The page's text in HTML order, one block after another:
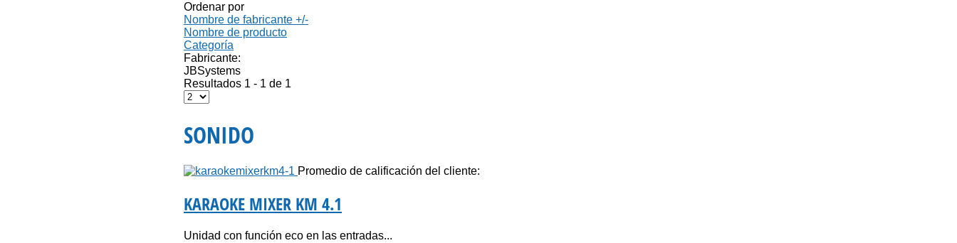
Ordenar por
Nombre de fabricante +/-
Nombre de producto
Categoría
Fabricante:
JBSystems
Resultados 1 - 1 de 1
SONIDO
Promedio de calificación del cliente:
KARAOKE MIXER KM 4.1
Unidad con función eco en las entradas...